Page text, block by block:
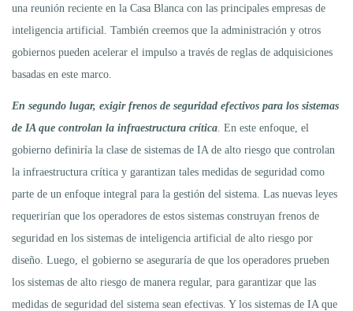
una reunión reciente en la Casa Blanca con las principales empresas de
inteligencia artificial. También creemos que la administración y otros
gobiernos pueden acelerar el impulso a través de reglas de adquisiciones
basadas en este marco.
En segundo lugar, exigir frenos de seguridad efectivos para los sistemas
de IA que controlan la infraestructura crítica . En este enfoque, el
gobierno definiría la clase de sistemas de IA de alto riesgo que controlan
la infraestructura crítica y garantizan tales medidas de seguridad como
parte de un enfoque integral para la gestión del sistema. Las nuevas leyes
requerirían que los operadores de estos sistemas construyan frenos de
seguridad en los sistemas de inteligencia artificial de alto riesgo por
diseño. Luego, el gobierno se aseguraría de que los operadores prueben
los sistemas de alto riesgo de manera regular, para garantizar que las
medidas de seguridad del sistema sean efectivas. Y los sistemas de IA que